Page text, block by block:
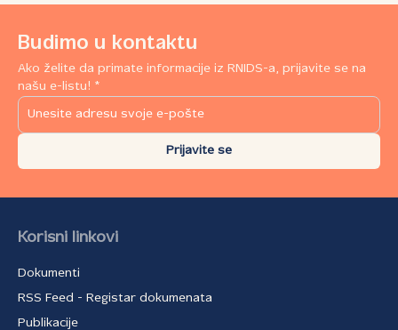
Budimo u kontaktu
Ako želite da primate informacije iz RNIDS-a, prijavite se na
našu e-listu! *
Prijavite se
Korisni linkovi
Dokumenti
RSS Feed - Registar dokumenata
Publikacije